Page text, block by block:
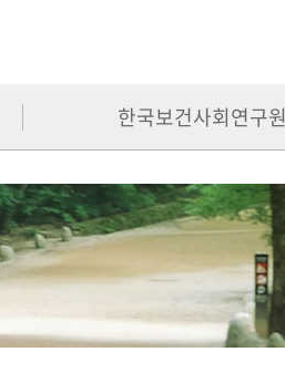
함께 한 KIHASA
한국보건사회연구원